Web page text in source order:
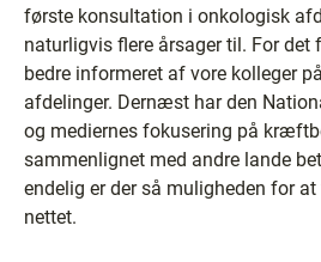
første konsultation i onkologisk
naturligvis flere årsager til. For det
bedre informeret af vore kolleger
afdelinger. Dernæst har den
og mediernes fokusering på
sammenlignet med andre lande
endelig er der så muligheden for
nettet.